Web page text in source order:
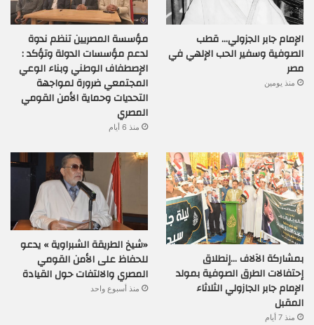
الإمام جابر الجزولي… قطب
الصوفية وسفير الحب الإلهي في
مصر
منذ يومين
مؤسسة المصريين تنظم ندوة
لدعم مؤسسات الدولة وتؤكد :
الإصطفاف الوطني وبناء الوعي
المجتمعي ضرورة لمواجهة
التحديات وحماية الأمن القومي
المصري
منذ 6 أيام
بمشاركة الآلاف …إنطلاق
إحتفالات الطرق الصوفية بمولد
الإمام جابر الجازولي الثلاثاء
المقبل
منذ 7 أيام
«شيخ الطريقة الشبراوية » يدعو
للحفاظ على الأمن القومي
المصري والالتفات حول القيادة
منذ أسبوع واحد